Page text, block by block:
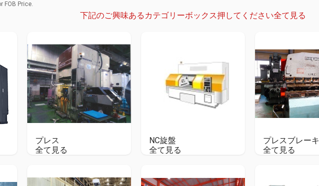
FOB Price.
下記のご興味あるカテゴリーボックス押してください全て見る
プレス
全て見る
NC旋盤
全て見る
プレスブレーキ
全て見る